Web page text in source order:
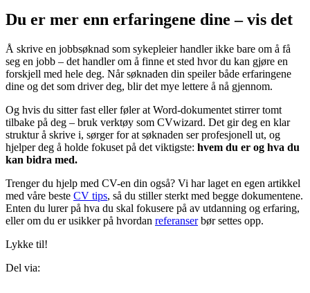
Du er mer enn erfaringene dine – vis det
Å skrive en jobbsøknad som sykepleier handler ikke bare om å få
seg en jobb – det handler om å finne et sted hvor du kan gjøre en
forskjell med hele deg. Når søknaden din speiler både erfaringene
dine og det som driver deg, blir det mye lettere å nå gjennom.
Og hvis du sitter fast eller føler at Word-dokumentet stirrer tomt
tilbake på deg – bruk verktøy som CVwizard. Det gir deg en klar
struktur å skrive i, sørger for at søknaden ser profesjonell ut, og
hjelper deg å holde fokuset på det viktigste: hvem du er og hva du
kan bidra med.
Trenger du hjelp med CV-en din også? Vi har laget en egen artikkel
med våre beste CV tips, så du stiller sterkt med begge dokumentene.
Enten du lurer på hva du skal fokusere på av utdanning og erfaring,
eller om du er usikker på hvordan referanserbør settes opp.
Lykke til!
Del via: